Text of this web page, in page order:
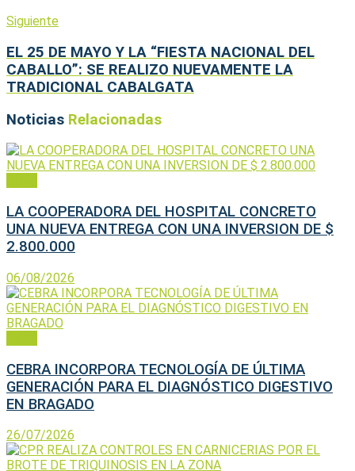
Siguiente
EL 25 DE MAYO Y LA “FIESTA NACIONAL DEL
CABALLO”: SE REALIZO NUEVAMENTE LA
TRADICIONAL CABALGATA
Noticias Relacionadas
LA COOPERADORA DEL HOSPITAL CONCRETO
UNA NUEVA ENTREGA CON UNA INVERSION DE $
2.800.000
06/08/2026
CEBRA INCORPORA TECNOLOGÍA DE ÚLTIMA
GENERACIÓN PARA EL DIAGNÓSTICO DIGESTIVO
EN BRAGADO
26/07/2026